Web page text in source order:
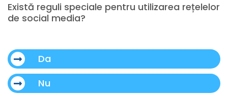
Există reguli speciale pentru utilizarea rețelelor
de social media?
Da
Nu